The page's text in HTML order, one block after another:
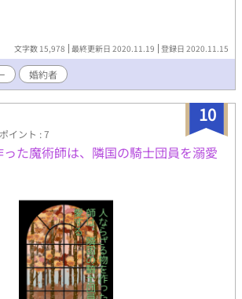
文字数 15,978 最終更新日 2020.11.19 登録日 2020.11.15
婚約者
10
イント : 7
た魔術師は、隣国の騎士団員を溺愛